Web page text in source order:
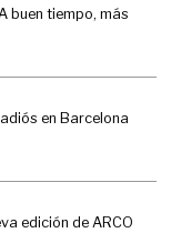
buen tiempo, más
en Barcelona
edición de ARCO